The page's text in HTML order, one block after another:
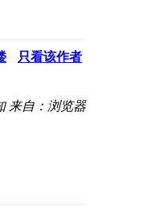
只看该作者
来自：浏览器